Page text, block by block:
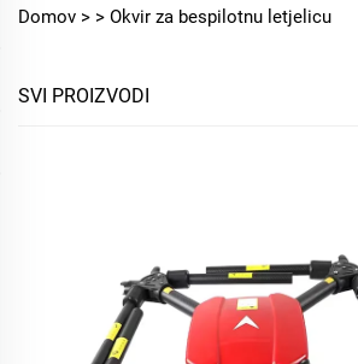
Domov > > Okvir za bespilotnu letjelicu
SVI PROIZVODI